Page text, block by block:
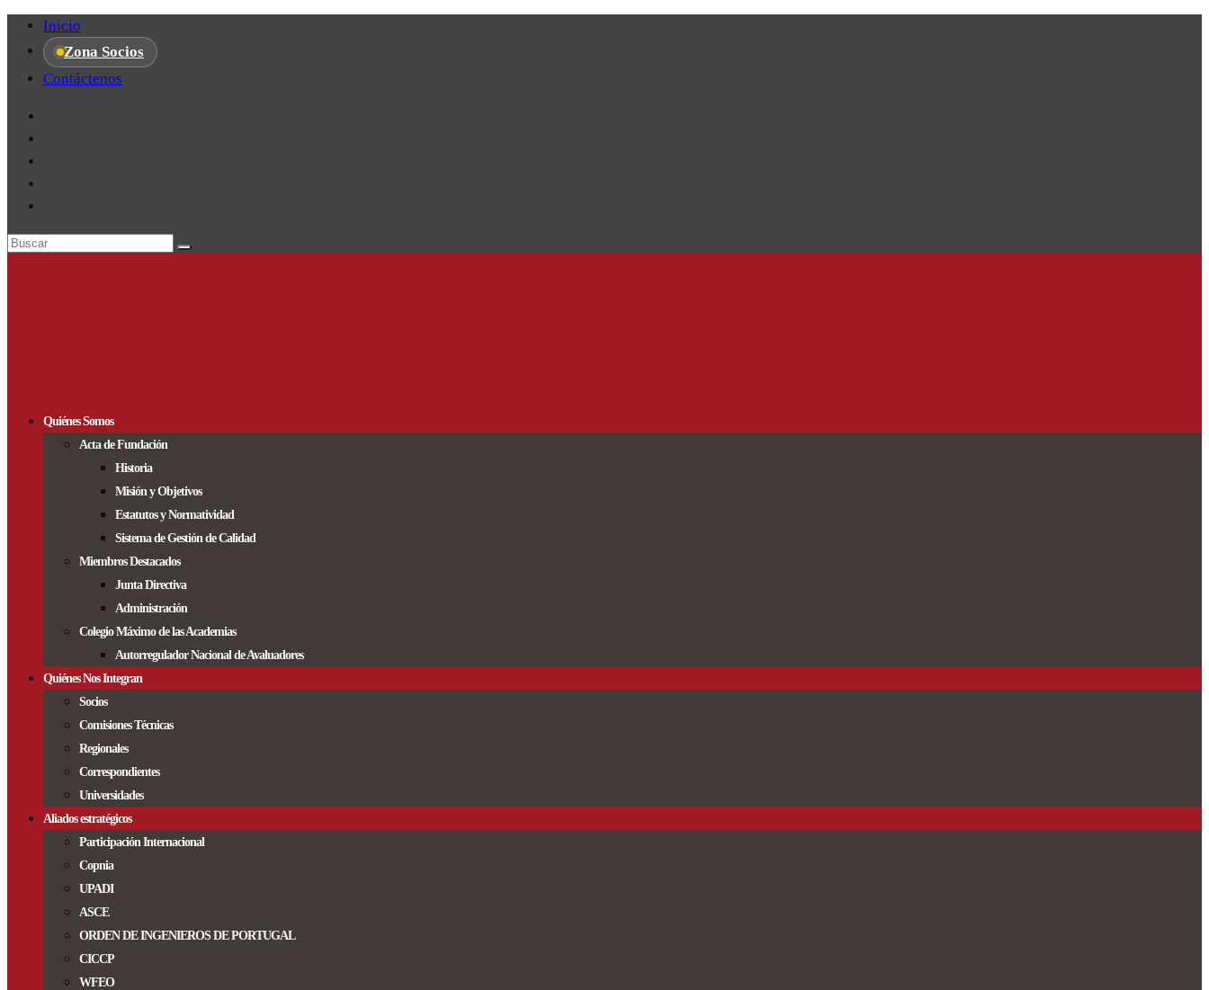
Inicio
Zona Socios
Contáctenos
Quiénes Somos
Acta de Fundación
Historia
Misión y Objetivos
Estatutos y Normatividad
Sistema de Gestión de Calidad
Miembros Destacados
Junta Directiva
Administración
Colegio Máximo de las Academias
Autorregulador Nacional de Avaluadores
Quiénes Nos Integran
Socios
Comisiones Técnicas
Regionales
Correspondientes
Universidades
Aliados estratégicos
Participación Internacional
Copnia
UPADI
ASCE
ORDEN DE INGENIEROS DE PORTUGAL
CICCP
WFEO